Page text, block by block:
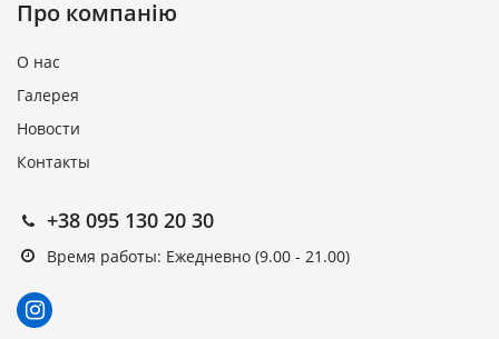
Про компанію
О нас
Галерея
Новости
Контакты
+38 095 130 20 30
Время работы: Ежедневно (9.00 - 21.00)